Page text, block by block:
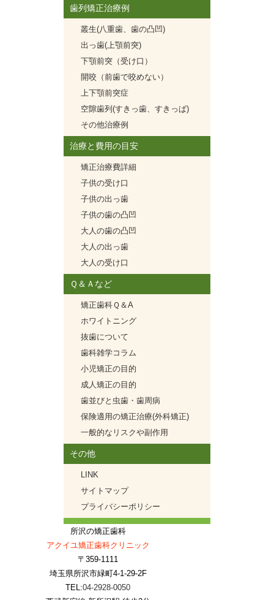
歯列矯正治療例
叢生(八重歯、歯の凸凹)
出っ歯(上顎前突)
下顎前突（受け口）
開咬（前歯で咬めない）
上下顎前突症
空隙歯列(すきっ歯、すきっぱ)
その他治療例
治療と費用の目安
矯正治療費詳細
子供の受け口
子供の出っ歯
子供の歯の凸凹
大人の歯の凸凹
大人の出っ歯
大人の受け口
Ｑ＆Ａなど
矯正歯科Ｑ＆A
ホワイトニング
抜歯について
歯科雑学コラム
小児矯正の目的
成人矯正の目的
歯並びと虫歯・歯周病
保険適用の矯正治療(外科矯正)
一般的なリスクや副作用
その他
LINK
サイトマップ
プライバシーポリシー
所沢の矯正歯科
アクイユ矯正歯科クリニック
〒359-1111
埼玉県所沢市緑町4-1-29-2F
TEL:04-2928-0050